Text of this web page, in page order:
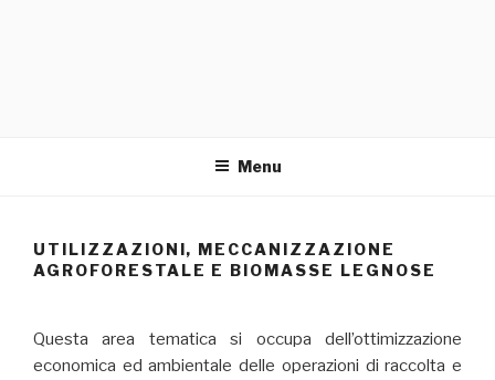
Menu
UTILIZZAZIONI, MECCANIZZAZIONE
AGROFORESTALE E BIOMASSE LEGNOSE
Questa area tematica si occupa dell’ottimizzazione
economica ed ambientale delle operazioni di raccolta e